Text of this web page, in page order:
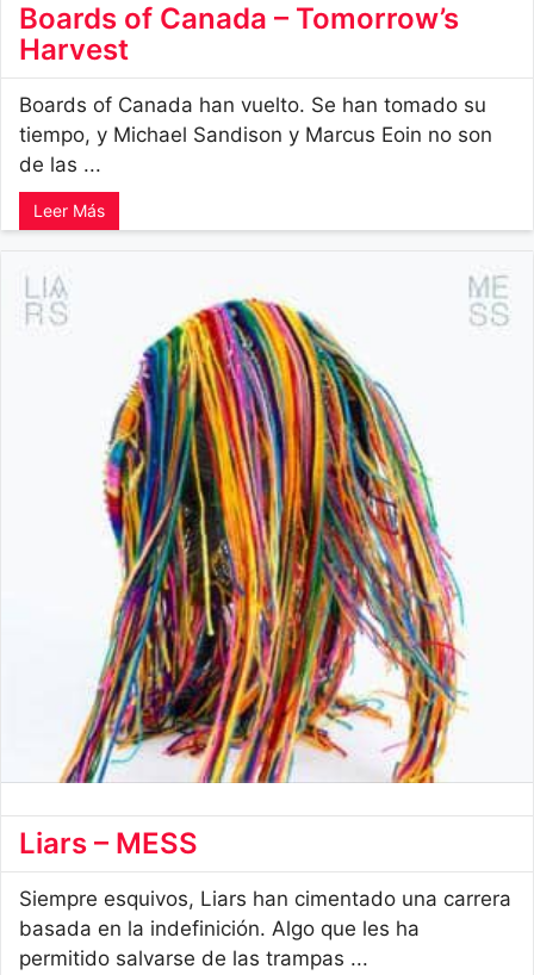
Boards of Canada – Tomorrow’s
Harvest
Boards of Canada han vuelto. Se han tomado su
tiempo, y Michael Sandison y Marcus Eoin no son
de las ...
Leer Más
Liars – MESS
Siempre esquivos, Liars han cimentado una carrera
basada en la indefinición. Algo que les ha
permitido salvarse de las trampas ...